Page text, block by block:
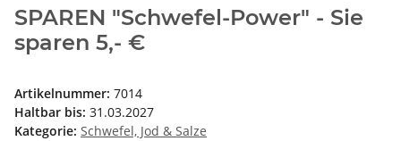
SPAREN "Schwefel-Power" - Sie
sparen 5,- €
Artikelnummer: 7014
Haltbar bis: 31.03.2027
Kategorie: Schwefel, Jod & Salze